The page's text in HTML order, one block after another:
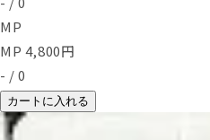
MP
MP 4,800円
- / 0
カートに入れる